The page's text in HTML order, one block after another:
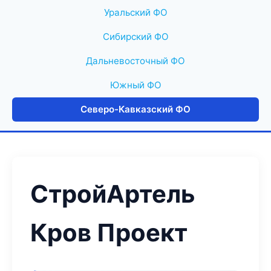
Уральский ФО
Сибирский ФО
Дальневосточный ФО
Южный ФО
Северо-Кавказский ФО
СтройАртель
Кров Проект